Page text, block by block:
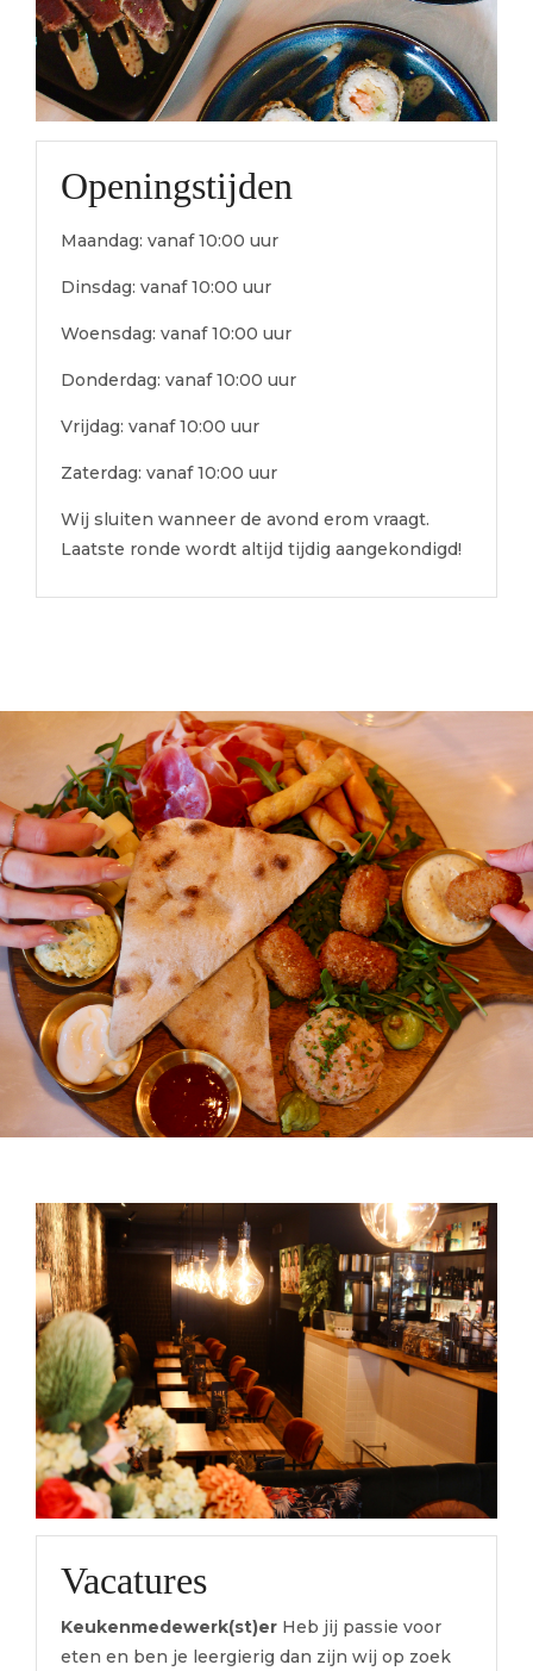
Openingstijden
Maandag: vanaf 10:00 uur
Dinsdag: vanaf 10:00 uur
Woensdag: vanaf 10:00 uur
Donderdag: vanaf 10:00 uur
Vrijdag: vanaf 10:00 uur
Zaterdag: vanaf 10:00 uur
Wij sluiten wanneer de avond erom vraagt.
Laatste ronde wordt altijd tijdig aangekondigd!
Vacatures
Keukenmedewerk(st)er Heb jij passie voor
eten en ben je leergierig dan zijn wij op zoek